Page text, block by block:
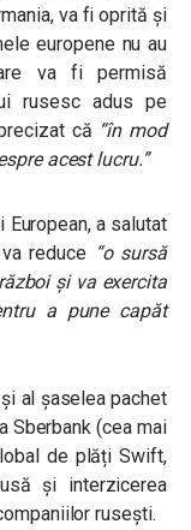
va fi oprită și
europene nu au
va fi permisă
rusesc adus pe
că “în mod
acest lucru.”
a salutat
reduce “o sursă
și va exercita
a pune capăt
al șaselea pachet
Sberbank (cea mai
de plăți Swift,
și interzicerea
rusești.